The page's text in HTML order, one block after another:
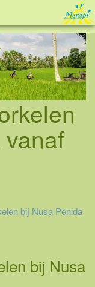
Tel: 088 - 81 11 999
bij Nusa Penida
bij Nusa